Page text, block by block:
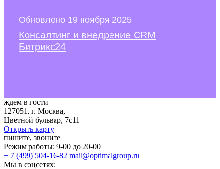
Обновлено 19 ноября 2025
Консалтинг и внедрение CRM
Битрикс24
ждем в гости
127051, г. Москва,
Цветной бульвар, 7с11
Открыть карту
пишите, звоните
Режим работы: 9-00 до 20-00
+ 7 (499) 504-16-82 mail@optimalgroup.ru
Мы в соцсетях: